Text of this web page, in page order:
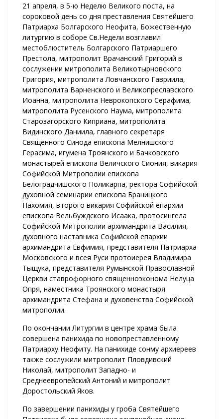
21 апреля, в 5-ю Неделю Великого поста, на
сороковой день со дня преставления Святейшего
Патриарха Болгарского Неофита, Божественную
литургию в соборе Св.Недели возглавил
местоблюститель Болгарского Патриаршего
Престола, митрополит Врачанский Григорий в
сослужении митрополита Великотырновского
Григория, митрополита Ловчанского Гавриила,
митрополита Варненского и Великопреславского
Иоанна, митрополита Неврокопского Серафима,
митрополита Русенского Наума, митрополита
Старозагорского Киприана, митрополита
Видинского Даниила, главного секретаря
Священного Синода епископа Мелнишского
Герасима, игумена Троянского и Бачковского
монастырей епископа Величского Сиония, викария
Софийской Митрополии епископа
Белоградчишского Поликарпа, ректора Софийской
духовной семинарии епископа Браницкого
Пахомия, второго викария Софийской епархии
епископа Вельбуждского Исаака, протосингела
Софийской Митрополии архимандрита Василия,
духовного наставника Софийской епархии
архимандрита Евфимия, представителя Патриарха
Московского и всея Руси протоиерея Владимира
Тыщука, представителя Румынской Православной
Церкви ставрофорного священноэконома Нелуца
Опря, наместника Троянского монастыря
архимандрита Стефана и духовенства Софийской
митрополии.
По окончании Литургии в центре храма была
совершена панихида по новопреставленному
Патриарху Неофиту. На панихиде сонму архиереев
также сослужили митрополит Пловдивский
Николай, митрополит Западно- и
Среднеевропейский Антоний и митрополит
Доростольский Яков.
По завершении панихиды у гроба Святейшего